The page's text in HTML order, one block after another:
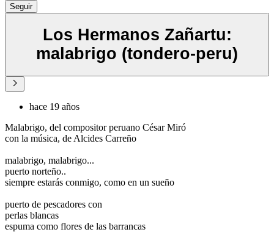
Seguir
Los Hermanos Zañartu:
malabrigo (tondero-peru)
hace 19 años
Malabrigo, del compositor peruano César Miró
con la música, de Alcides Carreño
malabrigo, malabrigo...
puerto norteño..
siempre estarás conmigo, como en un sueño
puerto de pescadores con
perlas blancas
espuma como flores de las barrancas